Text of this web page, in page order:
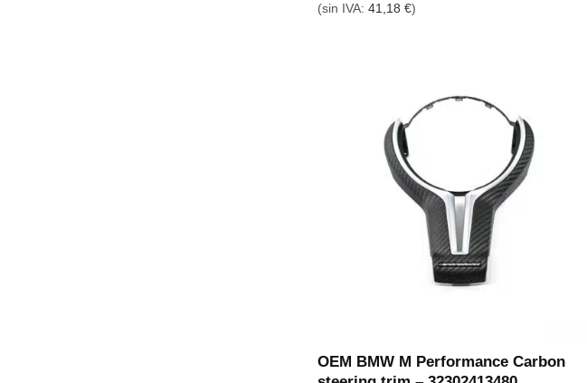
(sin IVA: 41,18 €)
OEM BMW M Performance Carbon